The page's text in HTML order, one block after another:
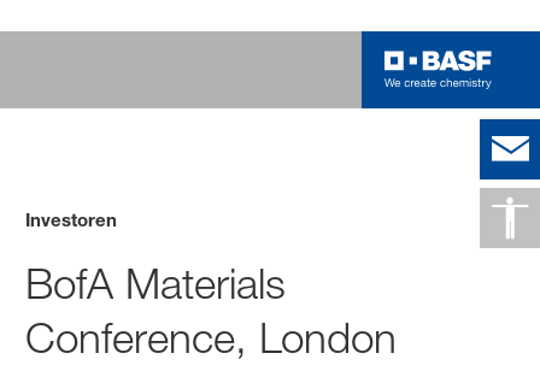
Investoren
BofA Materials
Conference, London